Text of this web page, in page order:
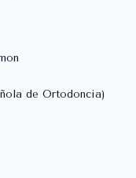
de Ortodoncia)